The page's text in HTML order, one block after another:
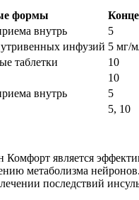
формы
внутрь
5
инфузий 5 мг/
таблетки
10
внутрь
10
5
5, 10
является
метаболизма
последствий